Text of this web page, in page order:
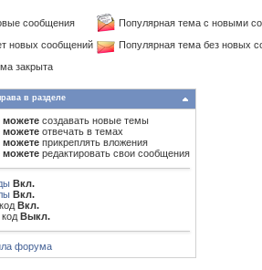
сообщения
Популярная тема с новыми
новых сообщений
Популярная тема без новых
закрыта
в разделе
можете создавать новые темы
можете отвечать в темах
можете прикреплять вложения
можете редактировать свои сообщения
Вкл.
Вкл.
код Вкл.
Выкл.
форума